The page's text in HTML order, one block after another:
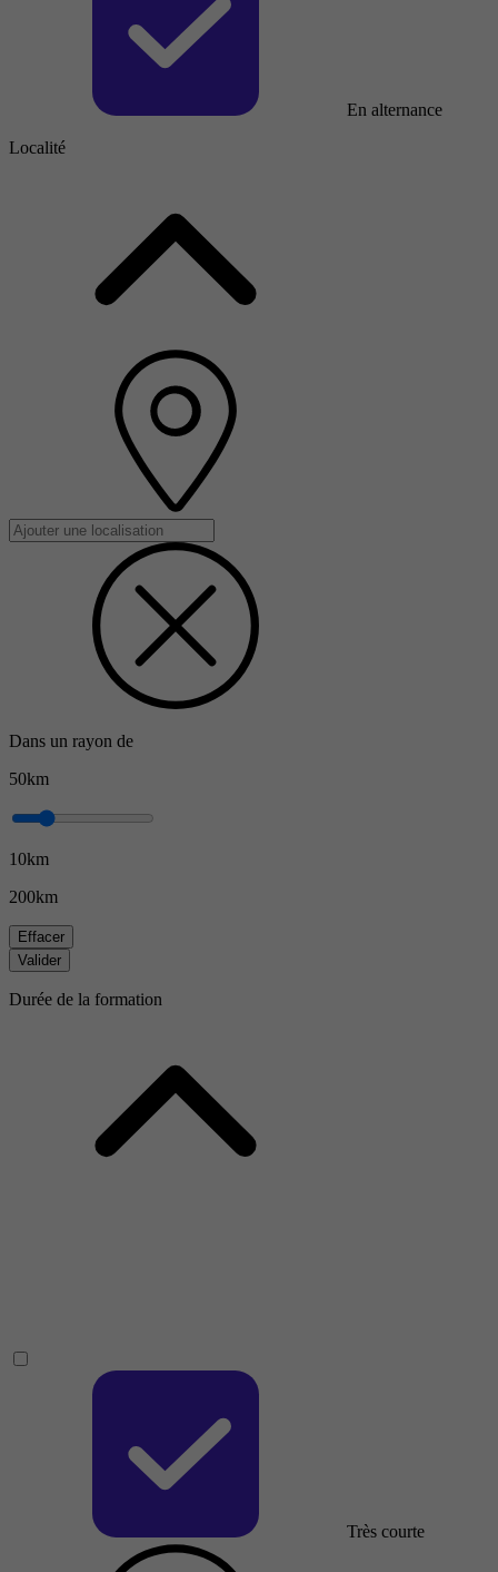
En alternance
Localité
Dans un rayon de
50km
10km
200km
Effacer
Valider
Durée de la formation
Très courte